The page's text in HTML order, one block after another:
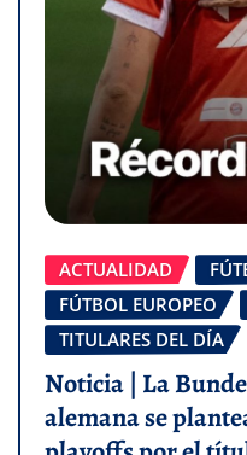
ACTUALIDAD
FÚTBOL EUROPEO
TITULARES DEL DÍA
Noticia | La
alemana se